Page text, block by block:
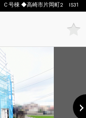
Ｃ号棟 ◆高崎市片岡町2 IS31